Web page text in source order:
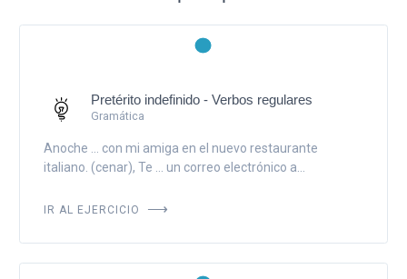
Pretérito indefinido - Verbos regulares
Gramática
Anoche ... con mi amiga en el nuevo restaurante
italiano. (cenar), Te ... un correo electrónico a...
IR AL EJERCICIO